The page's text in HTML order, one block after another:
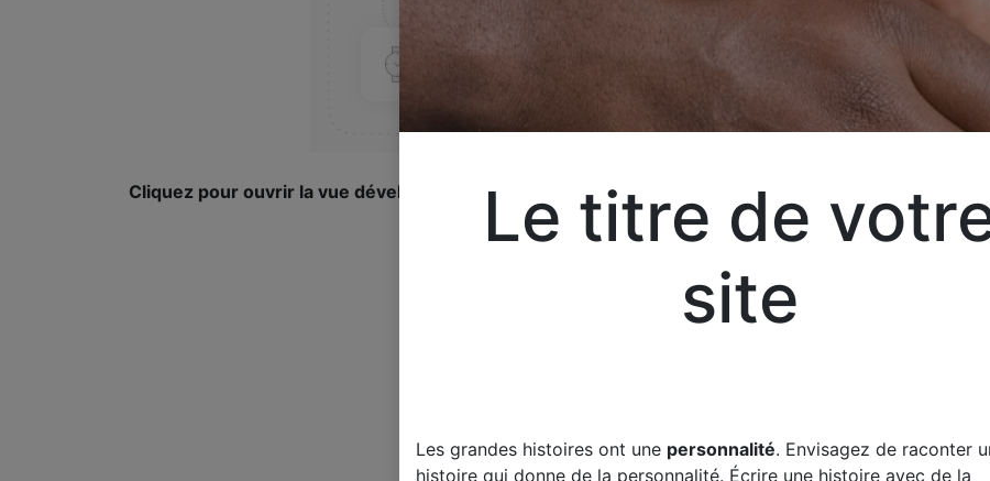
Cliquez pour ouvrir la vue développée.
Le titre de
site
Les grandes histoires ont une personnalité. Envisagez de raconter
histoire qui donne de la personnalité. Écrire une histoire avec de la